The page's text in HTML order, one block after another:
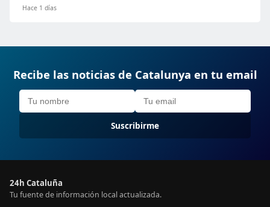
Hace 1 días
Recibe las noticias de Catalunya en tu email
Suscribirme
24h Cataluña
Tu fuente de información local actualizada.